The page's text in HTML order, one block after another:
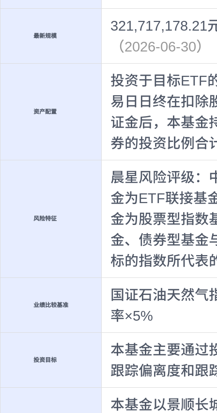
最新规模
321,717,178.21
（2026-06-30）
资产配置
投资于目标ETF
易日日终在扣除
证金后，本基金
券的投资比例合
风险特征
晨星风险评级：
金为ETF联接基
金为股票型指数
金、债券型基金
标的指数所代表
业绩比较基准
国证石油天然气
率×5%
投资目标
本基金主要通过
跟踪偏离度和跟
本基金以景顺长